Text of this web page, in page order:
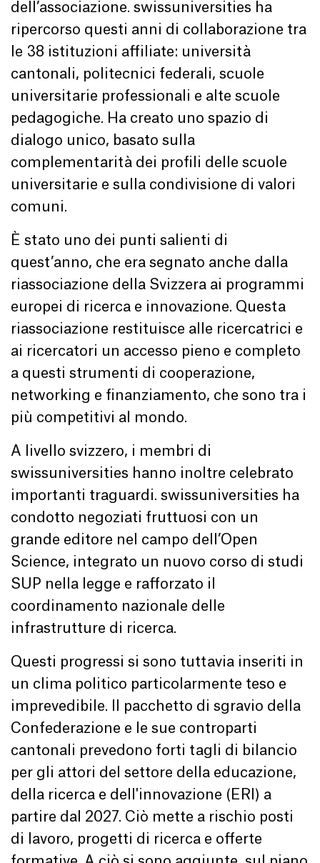
dell’associazione. swissuniversities ha
ripercorso questi anni di collaborazione tra
le 38 istituzioni affiliate: università
cantonali, politecnici federali, scuole
universitarie professionali e alte scuole
pedagogiche. Ha creato uno spazio di
dialogo unico, basato sulla
complementarità dei profili delle scuole
universitarie e sulla condivisione di valori
comuni.
È stato uno dei punti salienti di
quest’anno, che era segnato anche dalla
riassociazione della Svizzera ai programmi
europei di ricerca e innovazione. Questa
riassociazione restituisce alle ricercatrici e
ai ricercatori un accesso pieno e completo
a questi strumenti di cooperazione,
networking e finanziamento, che sono tra i
più competitivi al mondo.
A livello svizzero, i membri di
swissuniversities hanno inoltre celebrato
importanti traguardi. swissuniversities ha
condotto negoziati fruttuosi con un
grande editore nel campo dell’Open
Science, integrato un nuovo corso di studi
SUP nella legge e rafforzato il
coordinamento nazionale delle
infrastrutture di ricerca.
Questi progressi si sono tuttavia inseriti in
un clima politico particolarmente teso e
imprevedibile. Il pacchetto di sgravio della
Confederazione e le sue controparti
cantonali prevedono forti tagli di bilancio
per gli attori del settore della educazione,
della ricerca e dell'innovazione (ERI) a
partire dal 2027. Ciò mette a rischio posti
di lavoro, progetti di ricerca e offerte